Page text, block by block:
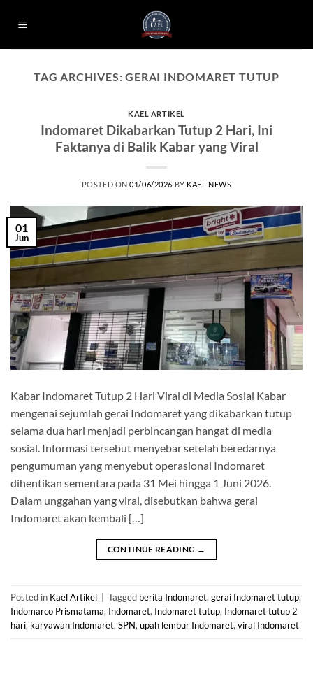
TAG ARCHIVES:GERAI INDOMARET TUTUP
KAEL ARTIKEL
Indomaret Dikabarkan Tutup 2 Hari, Ini
Faktanya di Balik Kabar yang Viral
POSTED ON01/06/2026 BY KAEL NEWS
01
Jun
Kabar Indomaret Tutup 2 Hari Viral di Media Sosial Kabar
mengenai sejumlah gerai Indomaret yang dikabarkan tutup
selama dua hari menjadi perbincangan hangat di media
sosial. Informasi tersebut menyebar setelah beredarnya
pengumuman yang menyebut operasional Indomaret
dihentikan sementara pada 31 Mei hingga 1 Juni 2026.
Dalam unggahan yang viral, disebutkan bahwa gerai
Indomaret akan kembali […]
CONTINUE READING →
Posted in Kael Artikel Tagged berita Indomaret,gerai Indomaret tutup,
Indomarco Prismatama, Indomaret, Indomaret tutup, Indomaret tutup 2
hari, karyawan Indomaret,SPN,upah lembur Indomaret,viral Indomaret